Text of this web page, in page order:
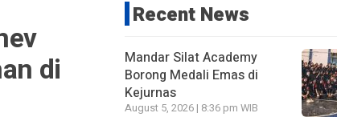
di
Recent News
Mandar Silat Academy
Borong Medali Emas di
Kejurnas
August 5, 2026 | 8:36 pm WIB